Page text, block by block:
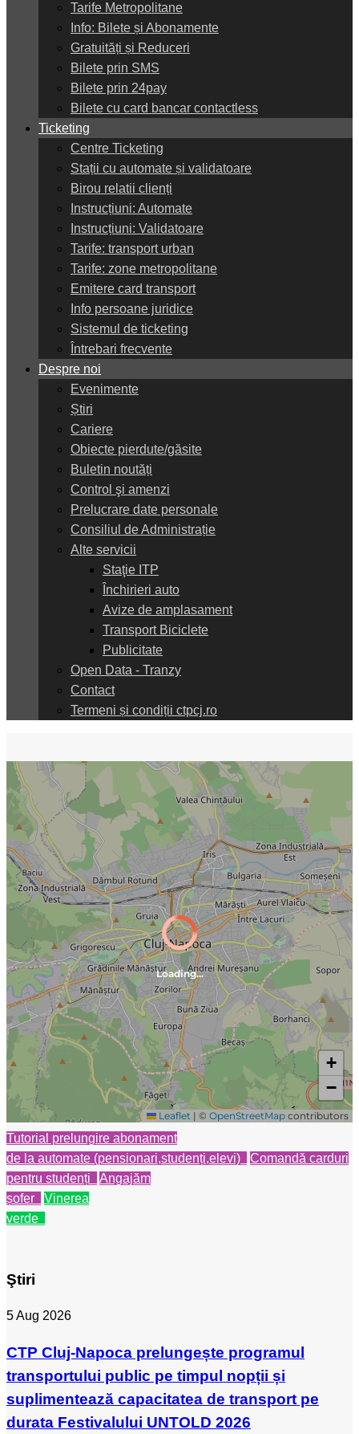
Tarife Metropolitane
Info: Bilete și Abonamente
Gratuități și Reduceri
Bilete prin SMS
Bilete prin 24pay
Bilete cu card bancar contactless
Ticketing
Centre Ticketing
Stații cu automate și validatoare
Birou relatii clienți
Instrucțiuni: Automate
Instrucțiuni: Validatoare
Tarife: transport urban
Tarife: zone metropolitane
Emitere card transport
Info persoane juridice
Sistemul de ticketing
Întrebari frecvente
Despre noi
Evenimente
Știri
Cariere
Obiecte pierdute/găsite
Buletin noutăți
Control şi amenzi
Prelucrare date personale
Consiliul de Administrație
Alte servicii
Staţie ITP
Închirieri auto
Avize de amplasament
Transport Biciclete
Publicitate
Open Data - Tranzy
Contact
Termeni și condiții ctpcj.ro
Tutorial prelungire abonament
de la automate (pensionari,studenți,elevi)
Comandă carduri
pentru studenți
Angajăm
șofer
Vinerea
verde
Ştiri
5 Aug 2026
CTP Cluj-Napoca prelungește programul
transportului public pe timpul nopții și
suplimentează capacitatea de transport pe
durata Festivalului UNTOLD 2026